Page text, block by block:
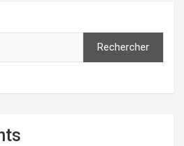
Rechercher